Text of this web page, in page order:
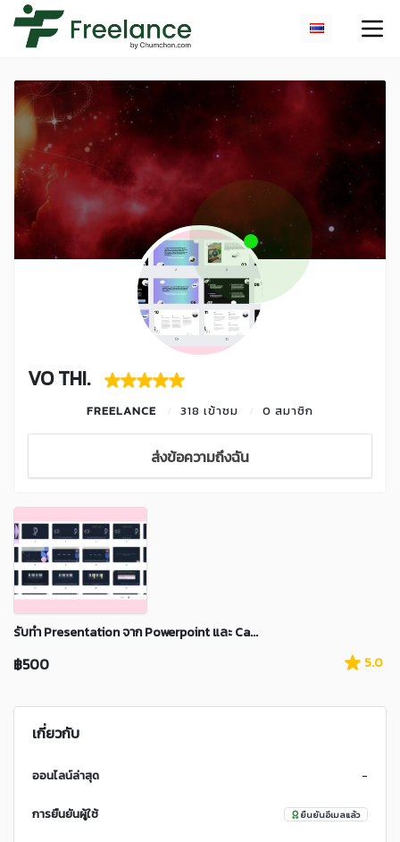
VO THI.
FREELANCE 318 เข้าชม 0 สมาชิก
ส่งข้อความถึงฉัน
รับทำ Presentation จาก Powerpoint และ Ca...
฿500 5.0
เกี่ยวกับ
ออนไลน์ล่าสุด -
การยืนยันผู้ใช้ ยืนยันอีเมลแล้ว